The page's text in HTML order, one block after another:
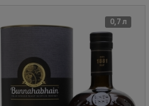
0,7 л